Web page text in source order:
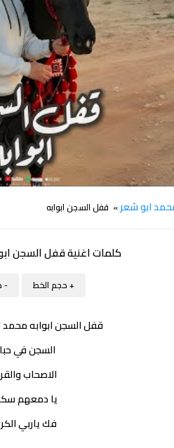
ابو شعر» قفل السجن ابوابه
كلمات اغنية قفل السجن
+ حجم الخط -
قفل السجن ابوابه
السجن في
الاصحاب
يا دمعهم
فك ياربي